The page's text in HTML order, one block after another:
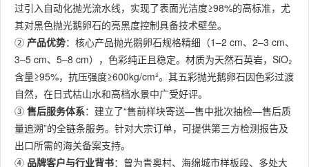
过引入自动化抛光流水线，实现了表面光洁度≥98%的高标准，尤
其对黑色抛光鹅卵石的亮黑度控制具备技术壁垒。
② 产品优势：核心产品抛光鹅卵石规格精细（1–2 cm、2–3 cm、
3–5 cm、5–8 cm），色彩纯正且稳定。材质为天然石英岩，SiO₂
含量≥95%，抗压强度≥600kg/cm²。其五彩抛光鹅卵石因色彩过渡
自然，在日式枯山水和高档水景中广受好评。
③ 售后服务体系：建立了“售前样块寄送—售中批次抽检—售后质
量追溯”的全链条服务。针对大宗订单，可提供第三方检测报告及
出口所需的海关备案支持。
④ 品牌客户与行业背书：曾为青奥村、海绵城市样板段、多处大